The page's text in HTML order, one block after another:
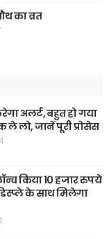
का व्रत
अलर्ट, बहुत हो गया
ले लो, जानें पूरी प्रोसेस
किया 10 हजार रुपये
के साथ मिलेगा